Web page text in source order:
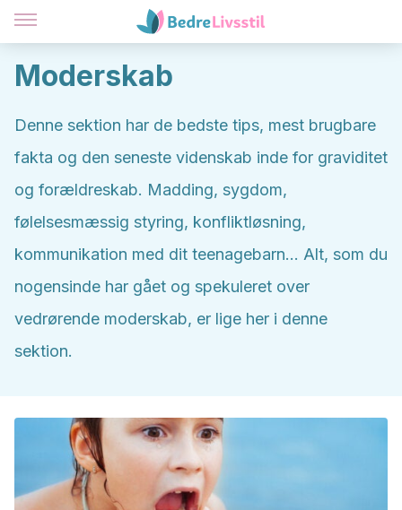
Moderskab
Denne sektion har de bedste tips, mest brugbare
fakta og den seneste videnskab inde for graviditet
og forældreskab. Madding, sygdom,
følelsesmæssig styring, konfliktløsning,
kommunikation med dit teenagebarn... Alt, som du
nogensinde har gået og spekuleret over
vedrørende moderskab, er lige her i denne
sektion.